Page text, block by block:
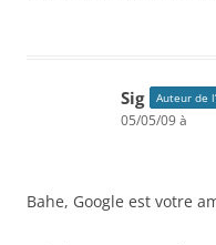
Sig Auteur de
05/05/09 à
Bahe, Google est votre